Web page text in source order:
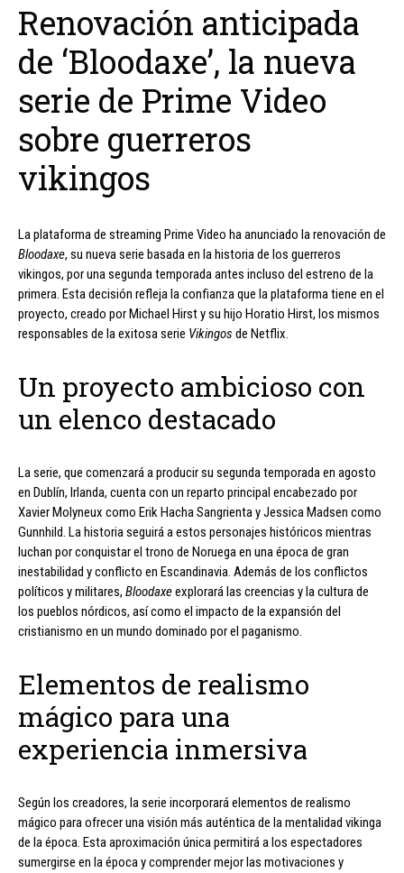
Renovación anticipada
de ‘Bloodaxe’, la nueva
serie de Prime Video
sobre guerreros
vikingos
La plataforma de streaming Prime Video ha anunciado la renovación de
Bloodaxe, su nueva serie basada en la historia de los guerreros
vikingos, por una segunda temporada antes incluso del estreno de la
primera. Esta decisión refleja la confianza que la plataforma tiene en el
proyecto, creado por Michael Hirst y su hijo Horatio Hirst, los mismos
responsables de la exitosa serie Vikingos de Netflix.
Un proyecto ambicioso con
un elenco destacado
La serie, que comenzará a producir su segunda temporada en agosto
en Dublín, Irlanda, cuenta con un reparto principal encabezado por
Xavier Molyneux como Erik Hacha Sangrienta y Jessica Madsen como
Gunnhild. La historia seguirá a estos personajes históricos mientras
luchan por conquistar el trono de Noruega en una época de gran
inestabilidad y conflicto en Escandinavia. Además de los conflictos
políticos y militares, Bloodaxeexplorará las creencias y la cultura de
los pueblos nórdicos, así como el impacto de la expansión del
cristianismo en un mundo dominado por el paganismo.
Elementos de realismo
mágico para una
experiencia inmersiva
Según los creadores, la serie incorporará elementos de realismo
mágico para ofrecer una visión más auténtica de la mentalidad vikinga
de la época. Esta aproximación única permitirá a los espectadores
sumergirse en la época y comprender mejor las motivaciones y